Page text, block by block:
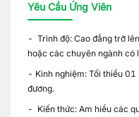
Yêu Cầu Ứng Viên
- Trình độ: Cao đẳng trở
hoặc các chuyên ngành có
- Kinh nghiệm: Tối thiểu
đương.
- Kiến thức: Am hiểu các